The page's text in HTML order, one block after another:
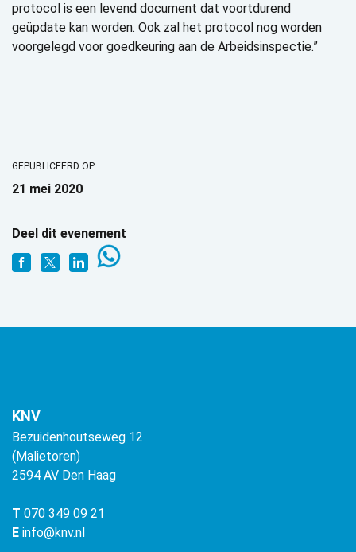
protocol is een levend document dat voortdurend
geüpdate kan worden. Ook zal het protocol nog worden
voorgelegd voor goedkeuring aan de Arbeidsinspectie.”
GEPUBLICEERD OP
21 mei 2020
Deel dit evenement
KNV
Bezuidenhoutseweg 12
(Malietoren)
2594 AV Den Haag
T 070 349 09 21
E info@knv.nl